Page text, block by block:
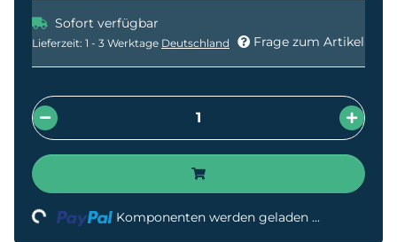
Sofort verfügbar
Lieferzeit: 1 - 3 Werktage Deutschland Frage zum Artikel
Komponenten werden geladen ...